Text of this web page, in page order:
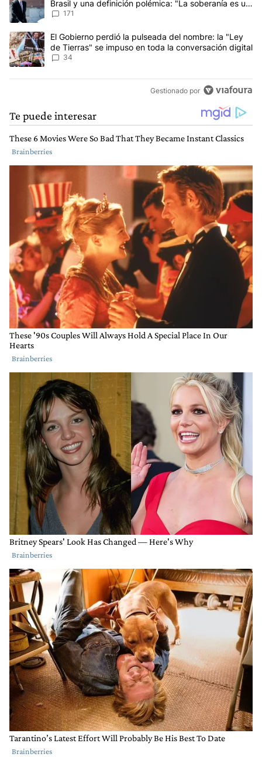
Brasil y una definición polémica: "La soberanía es un
concepto antiguo"
171
Un artículo de tendencia con el título "El Gobierno perdió la
El Gobierno perdió la pulseada del nombre: la "Ley
de Tierras" se impuso en toda la conversación digital
34
Gestionado por